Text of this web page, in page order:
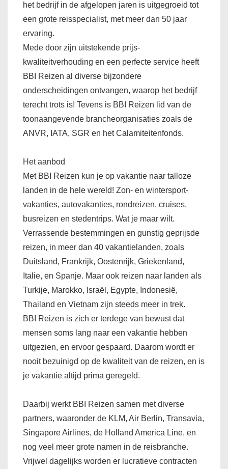
het bedrijf in de afgelopen jaren is uitgegroeid tot
een grote reisspecialist, met meer dan 50 jaar
ervaring.
Mede door zijn uitstekende prijs-
kwaliteitverhouding en een perfecte service heeft
BBI Reizen al diverse bijzondere
onderscheidingen ontvangen, waarop het bedrijf
terecht trots is! Tevens is BBI Reizen lid van de
toonaangevende brancheorganisaties zoals de
ANVR, IATA, SGR en het Calamiteitenfonds.
Het aanbod
Met BBI Reizen kun je op vakantie naar talloze
landen in de hele wereld! Zon- en wintersport-
vakanties, autovakanties, rondreizen, cruises,
busreizen en stedentrips. Wat je maar wilt.
Verrassende bestemmingen en gunstig geprijsde
reizen, in meer dan 40 vakantielanden, zoals
Duitsland, Frankrijk, Oostenrijk, Griekenland,
Italie, en Spanje. Maar ook reizen naar landen als
Turkije, Marokko, Israël, Egypte, Indonesië,
Thailand en Vietnam zijn steeds meer in trek.
BBI Reizen is zich er terdege van bewust dat
mensen soms lang naar een vakantie hebben
uitgezien, en ervoor gespaard. Daarom wordt er
nooit bezuinigd op de kwaliteit van de reizen, en is
je vakantie altijd prima geregeld.
Daarbij werkt BBI Reizen samen met diverse
partners, waaronder de KLM, Air Berlin, Transavia,
Singapore Airlines, de Holland America Line, en
nog veel meer grote namen in de reisbranche.
Vrijwel dagelijks worden er lucratieve contracten